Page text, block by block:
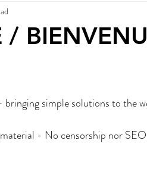
/
bringing simple solutions to the
- No censorship nor